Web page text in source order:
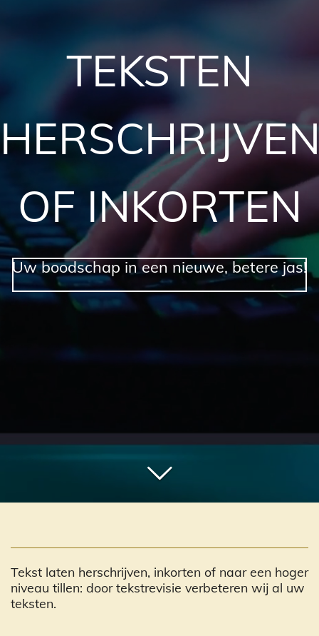
TEKSTEN
OF INKORTEN
Uw boodschap in een nieuwe, betere jas!
Tekst laten herschrijven, inkorten of naar een hoger
niveau tillen: door tekstrevisie verbeteren wij al uw
teksten.